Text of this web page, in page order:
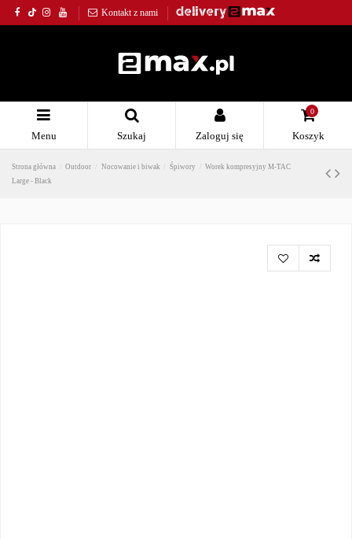
Kontakt z nami
Menu Szukaj Zaloguj się
0
Koszyk
Strona główna Outdoor Nocowanie i biwak Śpiwory
Worek kompresyjny M-TAC
Large - Black